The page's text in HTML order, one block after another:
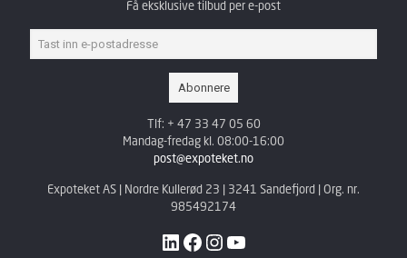
Få eksklusive tilbud per e-post
Tlf: + 47 33 47 05 60
Mandag-fredag kl. 08:00-16:00
post@expoteket.no
Expoteket AS | Nordre Kullerød 23 | 3241 Sandefjord | Org. nr.
985492174
LinkedIn
Facebook
Instagram
YouTube